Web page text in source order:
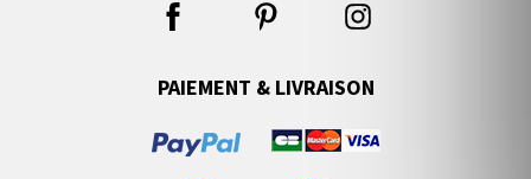
PAIEMENT & LIVRAISON